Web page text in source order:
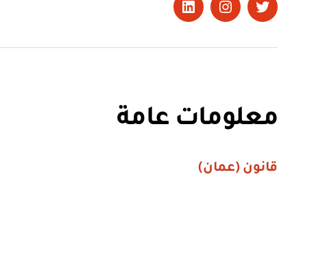
تويتر Instagram
LinkedIn
معلومات عامة
قانون (عمان)